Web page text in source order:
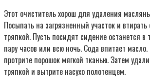
Этот очиститель хорош для удаления
Посыпать на загрязненный участок и втирать
тряпкой. Пусть посидят сидение останется в
пару часов или всю ночь. Сода впитает масло.
протрите порошок мягкой тканью. Затем
тряпкой и вытрите насухо полотенцем.